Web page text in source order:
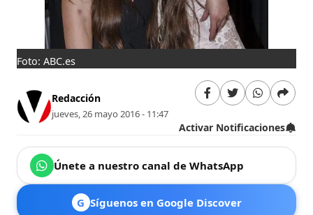
Foto: ABC.es
Redacción
jueves, 26 mayo 2016 - 11:47
Activar Notificaciones
Únete a nuestro canal de WhatsApp
G Síguenos en Google Discover